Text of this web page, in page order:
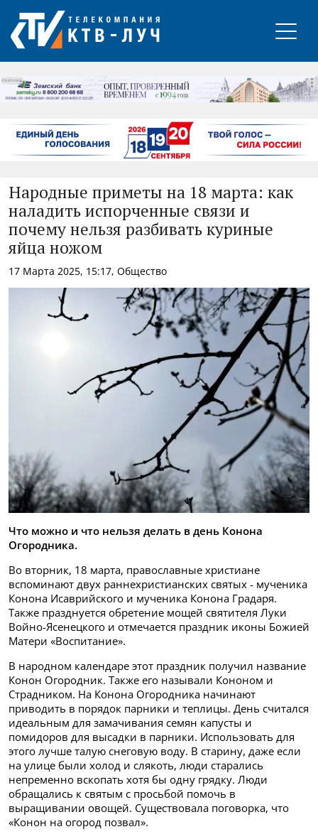
РЕКЛАМА
Народные приметы на 18 марта: как
наладить испорченные связи и
почему нельзя разбивать куриные
яйца ножом
17 Марта 2025, 15:17, Общество
Что можно и что нельзя делать в день Конона
Огородника.
Во вторник, 18 марта, православные христиане
вспоминают двух раннехристианских святых - мученика
Конона Исаврийского и мученика Конона Градаря.
Также празднуется обретение мощей святителя Луки
Войно-Ясенецкого и отмечается праздник иконы Божией
Матери «Воспитание».
В народном календаре этот праздник получил название
Конон Огородник. Также его называли Кононом и
Страдником. На Конона Огородника начинают
приводить в порядок парники и теплицы. День считался
идеальным для замачивания семян капусты и
помидоров для высадки в парники. Использовать для
этого лучше талую снеговую воду. В старину, даже если
на улице были холод и слякоть, люди старались
непременно вскопать хотя бы одну грядку. Люди
обращались к святым с просьбой помочь в
выращивании овощей. Существовала поговорка, что
«Конон на огород позвал».